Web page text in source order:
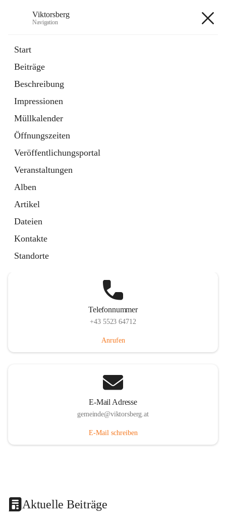
Viktorsberg
Navigation
Start
Beiträge
Beschreibung
Impressionen
Müllkalender
Öffnungszeiten
Veröffentlichungsportal
Veranstaltungen
Alben
Artikel
Dateien
Kontakte
Standorte
1 Schnellzugriff
Bürgerservice
10 Schnellzugriffe
Telefonnummer
+43 5523 64712
Anrufen
E-Mail Adresse
gemeinde@viktorsberg.at
E-Mail schreiben
Aktuelle Beiträge